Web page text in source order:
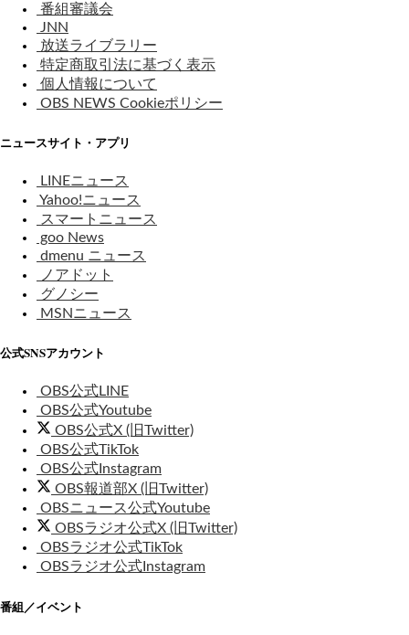
番組審議会
JNN
放送ライブラリー
特定商取引法に基づく表示
個人情報について
OBS NEWS Cookieポリシー
ニュースサイト・アプリ
LINEニュース
Yahoo!ニュース
スマートニュース
goo News
dmenu ニュース
ノアドット
グノシー
MSNニュース
公式SNSアカウント
OBS公式LINE
OBS公式Youtube
OBS公式X (旧Twitter)
OBS公式TikTok
OBS公式Instagram
OBS報道部X (旧Twitter)
OBSニュース公式Youtube
OBSラジオ公式X (旧Twitter)
OBSラジオ公式TikTok
OBSラジオ公式Instagram
番組／イベント